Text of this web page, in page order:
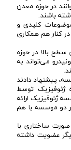
در حوزه معدن
باشند.
کلیدی و
کنار هم همکاری
سطح بالا در حوزه
می‌تواند به
پیشنهاد دادند
ژئوفیزیک توسط
ژئوفیزیک ارائه
دو موسسه با هم
ساختاری با
عضویت داشته